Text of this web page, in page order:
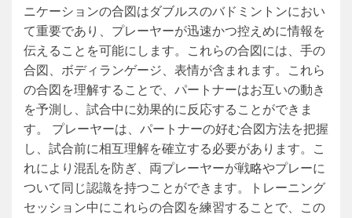
ニケーションの合図はダブルスのバドミントンにおい
て重要であり、プレーヤーが迅速かつ控えめに情報を
伝えることを可能にします。これらの合図には、手の
合図、ボディランゲージ、表情が含まれます。これら
の合図を理解することで、パートナーはお互いの動き
を予測し、試合中に効果的に反応することができま
す。 プレーヤーは、パートナーの好む合図方法を把握
し、試合前に相互理解を確立する必要があります。こ
れにより混乱を防ぎ、両プレーヤーが戦略やプレーに
ついて同じ認識を持つことができます。トレーニング
セッション中にこれらの合図を練習することで、この